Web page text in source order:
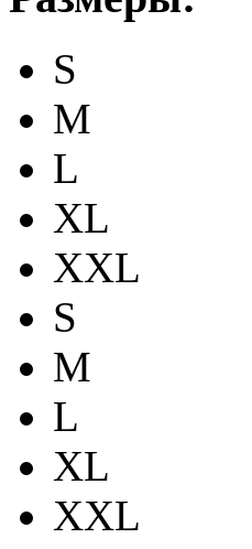
S
M
L
XL
XXL
S
M
L
XL
XXL